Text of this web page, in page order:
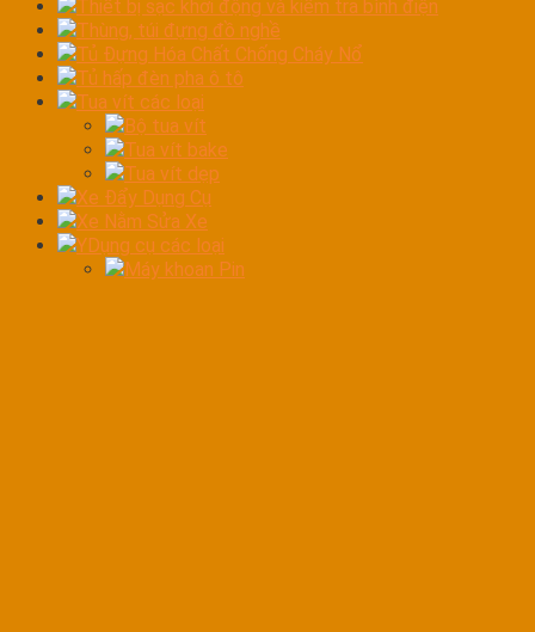
Thiết bị sạc khởi động và kiểm tra bình điện
Thùng, túi đựng đồ nghề
Tủ Đựng Hóa Chất Chống Cháy Nổ
Tủ hấp đèn pha ô tô
Tua vít các loại
Bộ tua vít
Tua vít bake
Tua vít dẹp
Xe Đẩy Dụng Cụ
Xe Nằm Sửa Xe
YDụng cụ các loại
Máy khoan Pin